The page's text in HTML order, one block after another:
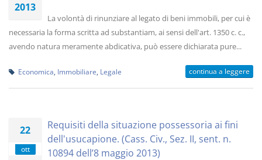
2013
La volontà di rinunziare al legato di beni immobili, per cui è
necessaria la forma scritta ad substantiam, ai sensi dell'art. 1350 c. c.,
avendo natura meramente abdicativa, può essere dichiarata pure...
Economica Immobiliare Legale continua a leggere
22
ott
Requisiti della situazione possessoria ai fini
dell'usucapione. (Cass. Civ., Sez. II, sent. n.
10894 dell’8 maggio 2013)